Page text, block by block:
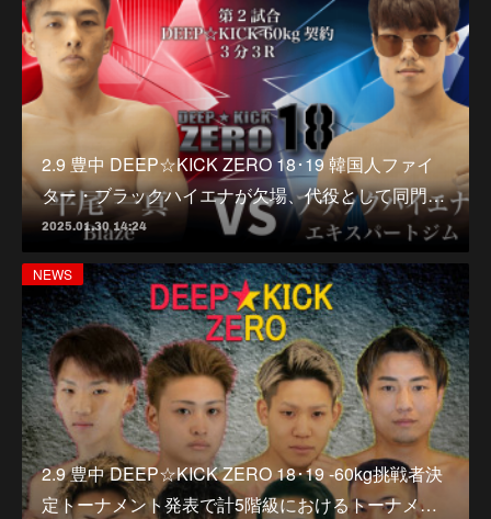
2.9 豊中 DEEP☆KICK ZERO 18･19 韓国人ファイ
ター・ブラックハイエナが欠場、代役として同門…
2025.01.30 14:24
NEWS
2.9 豊中 DEEP☆KICK ZERO 18･19 -60kg挑戦者決
定トーナメント発表で計5階級におけるトーナメ…